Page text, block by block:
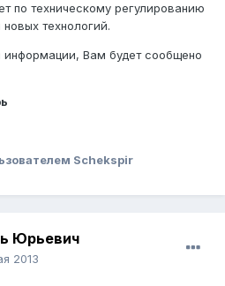
по техническому регулированию
технологий.
информации, Вам будет сообщено
Schekspir
Юрьевич
2013